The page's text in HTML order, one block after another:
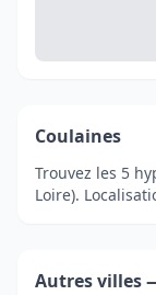
Coulaines
Trouvez les 5
Loire).
Autres villes